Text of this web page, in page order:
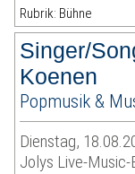
Rubrik: Bühne
Singer/
Koenen
Popmusik &
Dienstag,
Jolys Live-Music-